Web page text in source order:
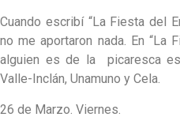
Cuando escribí “La Fiesta del
no me aportaron nada. En “La
alguien es de la picaresca
Valle-Inclán, Unamuno y Cela.
26 de Marzo. Viernes.